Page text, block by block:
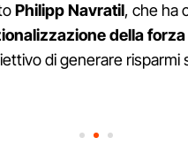
Philipp Navratil, che ha
della
di generare